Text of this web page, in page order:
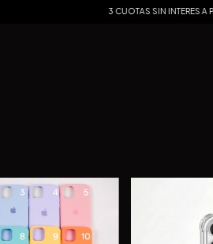
3 CUOTAS SIN INTERES A PARTIR DE